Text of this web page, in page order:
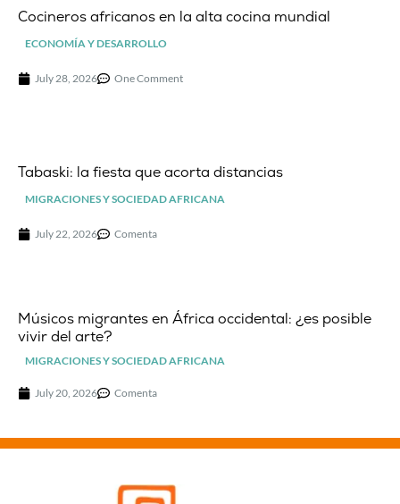
Cocineros africanos en la alta cocina mundial
ECONOMÍA Y DESARROLLO
July 28, 2026 One Comment
Tabaski: la fiesta que acorta distancias
MIGRACIONES Y SOCIEDAD AFRICANA
July 22, 2026 Comenta
Músicos migrantes en África occidental: ¿es posible
vivir del arte?
MIGRACIONES Y SOCIEDAD AFRICANA
July 20, 2026 Comenta